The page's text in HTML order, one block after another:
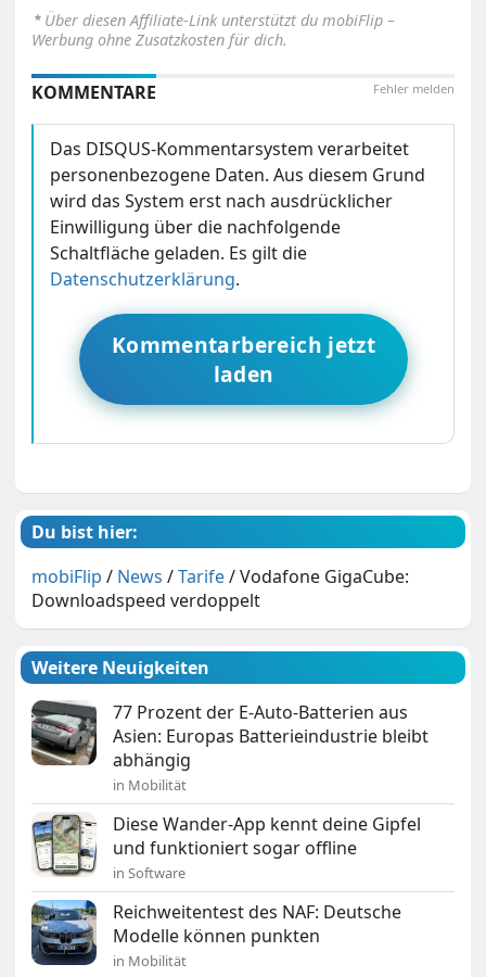
⋆ Über diesen Affiliate-Link unterstützt du mobiFlip –
Werbung ohne Zusatzkosten für dich.
Fehler melden
KOMMENTARE
Das DISQUS-Kommentarsystem verarbeitet
personenbezogene Daten. Aus diesem Grund
wird das System erst nach ausdrücklicher
Einwilligung über die nachfolgende
Schaltfläche geladen. Es gilt die
Datenschutzerklärung.
Kommentarbereich jetzt
laden
Du bist hier:
mobiFlip / News /Tarife/Vodafone GigaCube:
Downloadspeed verdoppelt
Weitere Neuigkeiten
77 Prozent der E-Auto-Batterien aus
Asien: Europas Batterieindustrie bleibt
abhängig
in Mobilität
Diese Wander-App kennt deine Gipfel
und funktioniert sogar offline
in Software
Reichweitentest des NAF: Deutsche
Modelle können punkten
in Mobilität